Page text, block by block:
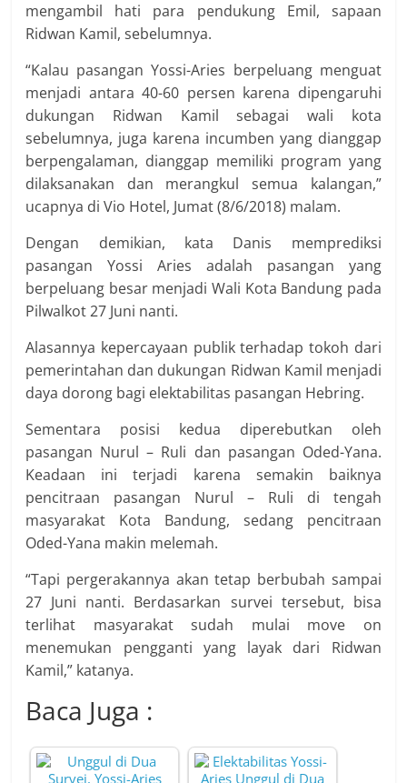
mengambil hati para pendukung Emil, sapaan
Ridwan Kamil, sebelumnya.
“Kalau pasangan Yossi-Aries berpeluang menguat
menjadi antara 40-60 persen karena dipengaruhi
dukungan Ridwan Kamil sebagai wali kota
sebelumnya, juga karena incumben yang dianggap
berpengalaman, dianggap memiliki program yang
dilaksanakan dan merangkul semua kalangan,”
ucapnya di Vio Hotel, Jumat (8/6/2018) malam.
Dengan demikian, kata Danis memprediksi
pasangan Yossi Aries adalah pasangan yang
berpeluang besar menjadi Wali Kota Bandung pada
Pilwalkot 27 Juni nanti.
Alasannya kepercayaan publik terhadap tokoh dari
pemerintahan dan dukungan Ridwan Kamil menjadi
daya dorong bagi elektabilitas pasangan Hebring.
Sementara posisi kedua diperebutkan oleh
pasangan Nurul – Ruli dan pasangan Oded-Yana.
Keadaan ini terjadi karena semakin baiknya
pencitraan pasangan Nurul – Ruli di tengah
masyarakat Kota Bandung, sedang pencitraan
Oded-Yana makin melemah.
“Tapi pergerakannya akan tetap berbubah sampai
27 Juni nanti. Berdasarkan survei tersebut, bisa
terlihat masyarakat sudah mulai move on
menemukan pengganti yang layak dari Ridwan
Kamil,” katanya.
Baca Juga :